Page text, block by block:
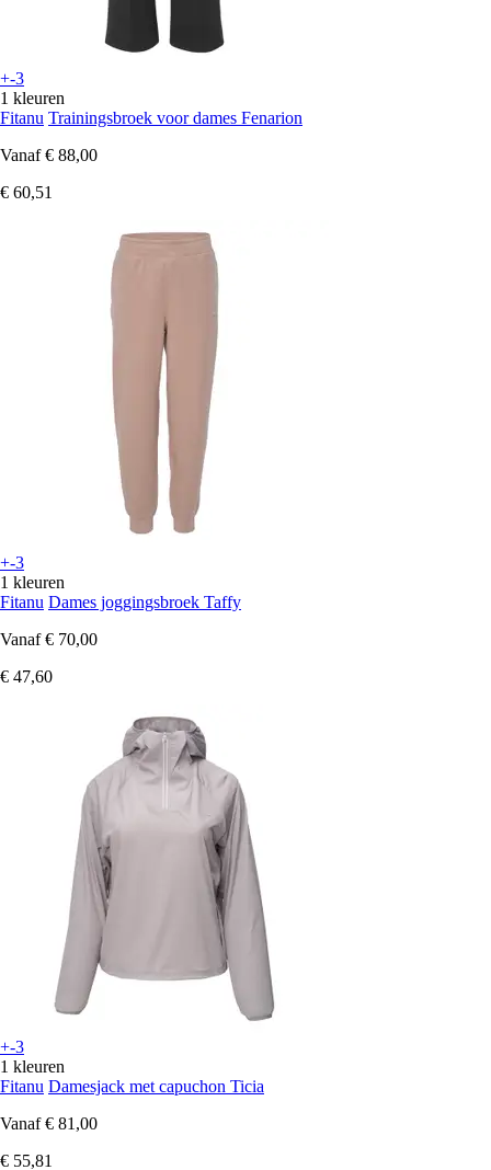
+-3
1 kleuren
Fitanu Trainingsbroek voor dames Fenarion
Vanaf € 88,00
€ 60,51
+-3
1 kleuren
Fitanu Dames joggingsbroek Taffy
Vanaf € 70,00
€ 47,60
+-3
1 kleuren
Fitanu Damesjack met capuchon Ticia
Vanaf € 81,00
€ 55,81